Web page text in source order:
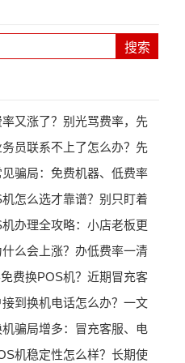
搜索
又涨了？别光骂费率，先
继续用
员联系不上了怎么办？先
处理
骗局：免费机器、低费率
坑
怎么选才靠谱？别只盯着
办理全攻略：小店老板更
么会上涨？办低费率一清
事
费换POS机？近期冒充客
到换机电话怎么办？一文
骗局增多：冒充客服、电
阱都要警惕
机稳定性怎么样？长期使